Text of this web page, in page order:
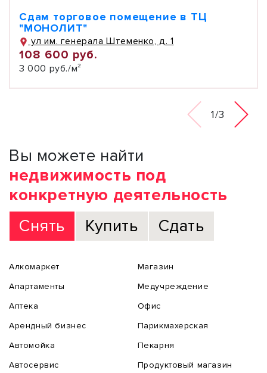
Сдам торговое помещение в ТЦ
"МОНОЛИТ"
ул им. генерала Штеменко, д. 1
108 600 руб.
3 000 руб./м²
1/3
Вы можете найти
недвижимость под
конкретную деятельность
Снять
Купить Сдать
Алкомаркет
Апартаменты
Аптека
Арендный бизнес
Автомойка
Автосервис
Магазин
Медучреждение
Офис
Парикмахерская
Пекарня
Продуктовый магазин